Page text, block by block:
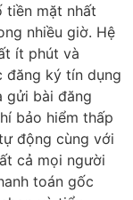
tiền mặt nhất
nhiều giờ. Hệ
ít phút và
đăng ký tín dụng
gửi bài đăng
bảo hiểm thấp
động cùng với
cả mọi người
toán gốc